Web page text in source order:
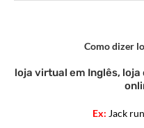
Como dizer
loja virtual em Inglês,
Ex: Jack